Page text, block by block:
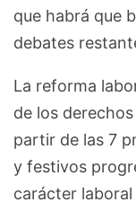
que habrá que
debates
La reforma
de los
partir de las 7
y festivos
carácter